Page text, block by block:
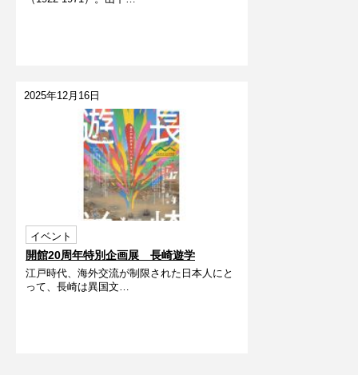
2025年12月16日
イベント
開館20周年特別企画展 長崎遊学
江戸時代、海外交流が制限された日本人にと
って、長崎は異国文…